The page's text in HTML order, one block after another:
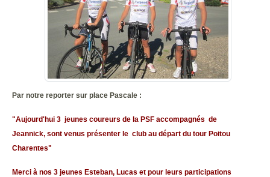
Par notre reporter sur place Pascale :
"Aujourd'hui 3 jeunes coureurs de la PSF accompagnés de
Jeannick, sont venus présenter le club au départ du tour Poitou
Charentes"
Merci à nos 3 jeunes Esteban, Lucas et pour leurs participations